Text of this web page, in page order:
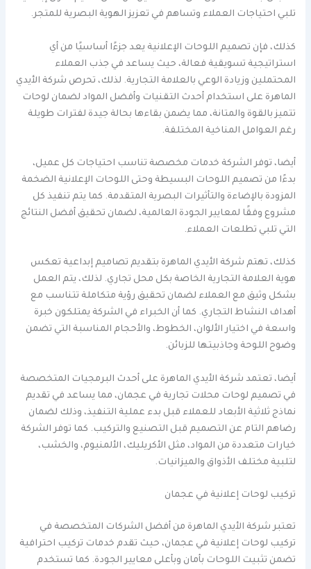
تلبي احتياجات العملاء وتساهم في تعزيز الهوية البصرية للمتجر.
كذلك، فإن تصميم اللوحات الإعلانية يعد جزءًا أساسيًا من أي
استراتيجية تسويقية فعالة، حيث يساعد في جذب العملاء
المحتملين وزيادة الوعي بالعلامة التجارية. لذلك، تحرص شركة الأيدي
الماهرة على استخدام أحدث التقنيات وأفضل المواد لضمان لوحات
تتميز بالقوة والمتانة، مما يضمن بقاءها بحالة جيدة لفترات طويلة
رغم العوامل المناخية المختلفة.
أيضا، توفر الشركة خدمات مخصصة تناسب احتياجات كل عميل،
بدءًا من تصميم اللوحات البسيطة وحتى اللوحات الإعلانية الضخمة
المزودة بالإضاءة والتأثيرات البصرية المتقدمة. كما يتم تنفيذ كل
مشروع وفقًا لمعايير الجودة العالمية، لضمان تحقيق أفضل النتائج
التي تلبي تطلعات العملاء.
كذلك، تهتم شركة الأيدي الماهرة بتقديم تصاميم إبداعية تعكس
هوية العلامة التجارية الخاصة بكل محل تجاري. لذلك، يتم العمل
بشكل وثيق مع العملاء لضمان تحقيق رؤية متكاملة تتناسب مع
أهداف النشاط التجاري. كما أن الخبراء في الشركة يمتلكون خبرة
واسعة في اختيار الألوان، الخطوط، والأحجام المناسبة التي تضمن
وضوح اللوحة وجاذبيتها للزبائن.
أيضا، تعتمد شركة الأيدي الماهرة على أحدث البرمجيات المتخصصة
في تصميم لوحات محلات تجارية في عجمان، مما يساعد في تقديم
نماذج ثلاثية الأبعاد للعملاء قبل بدء عملية التنفيذ، وذلك لضمان
رضاهم التام عن التصميم قبل التصنيع والتركيب. كما توفر الشركة
خيارات متعددة من المواد، مثل الأكريليك، الألمنيوم، والخشب،
لتلبية مختلف الأذواق والميزانيات.
تركيب لوحات إعلانية في عجمان
تعتبر شركة الأيدي الماهرة من أفضل الشركات المتخصصة في
تركيب لوحات إعلانية في عجمان، حيث تقدم خدمات تركيب احترافية
تضمن تثبيت اللوحات بأمان وبأعلى معايير الجودة. كما تستخدم